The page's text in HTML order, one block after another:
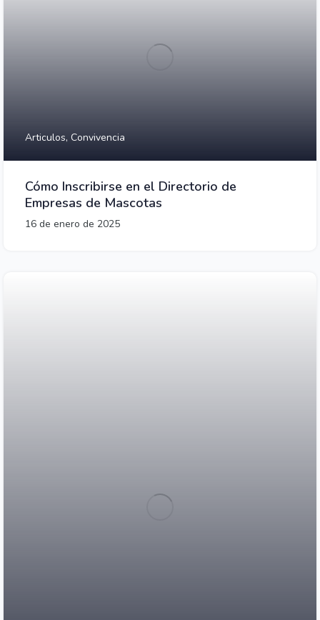
Articulos, Convivencia
Cómo Inscribirse en el Directorio de
Empresas de Mascotas
16 de enero de 2025